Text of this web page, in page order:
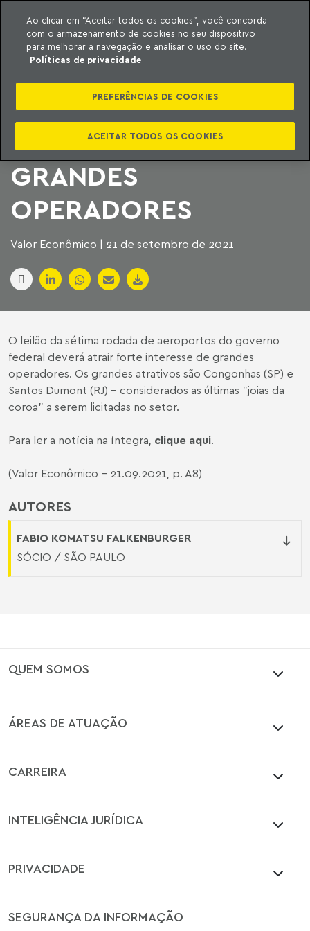
o conteúdo
Machado Meyer
LEILÃO DE
AEROPORTOS
DEVERÁ ATRAIR
GRANDES
OPERADORES
Valor Econômico | 21 de setembro de 2021
AUTORES
FABIO KOMATSU FALKENBURGER
SÓCIO / SÃO PAULO
O leilão da sétima rodada de aeroportos do governo
federal deverá atrair forte interesse de grandes
operadores. Os grandes atrativos são Congonhas (SP) e
Santos Dumont (RJ) - considerados as últimas "joias da
coroa" a serem licitadas no setor.
Para ler a notícia na íntegra, clique aqui.
(Valor Econômico - 21.09.2021, p. A8)
QUEM SOMOS
ÁREAS DE ATUAÇÃO
CARREIRA
INTELIGÊNCIA JURÍDICA
PRIVACIDADE
SEGURANÇA DA INFORMAÇÃO
Ao clicar em “Aceitar todos os cookies”, você concorda
com o armazenamento de cookies no seu dispositivo
para melhorar a navegação e analisar o uso do site.
Políticas de privacidade
PREFERÊNCIAS DE COOKIES
ACEITAR TODOS OS COOKIES